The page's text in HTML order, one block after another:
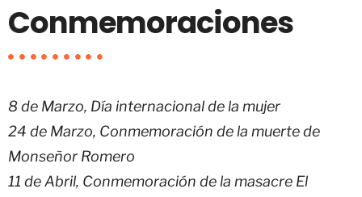
Conmemoraciones
8 de Marzo, Día internacional de la mujer
24 de Marzo, Conmemoración de la muerte de
Monseñor Romero
11 de Abril, Conmemoración de la masacre El